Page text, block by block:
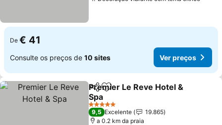
De € 41
Consulte os preços de 10 sites Ver preços
PartilharAdicionar aos favoritos
Premier Le Reve Hotel &
Spa
Ver preços
5 Estrelas
9,5 Excelente
19.865
a 0.2 km da praia